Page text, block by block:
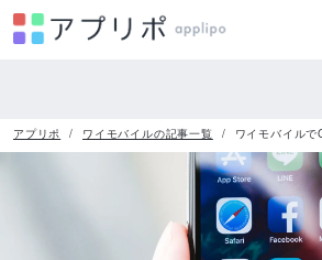
アプリポ ワイモバイルの記事一覧 ワイモバイル